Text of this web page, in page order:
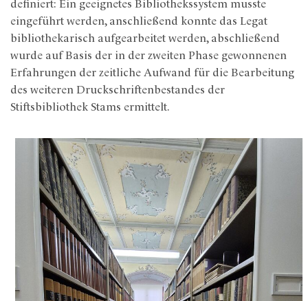
definiert: Ein geeignetes Bibliothekssystem musste
eingeführt werden, anschließend konnte das Legat
bibliothekarisch aufgearbeitet werden, abschließend
wurde auf Basis der in der zweiten Phase gewonnenen
Erfahrungen der zeitliche Aufwand für die Bearbeitung
des weiteren Druckschriftenbestandes der
Stiftsbibliothek Stams ermittelt.